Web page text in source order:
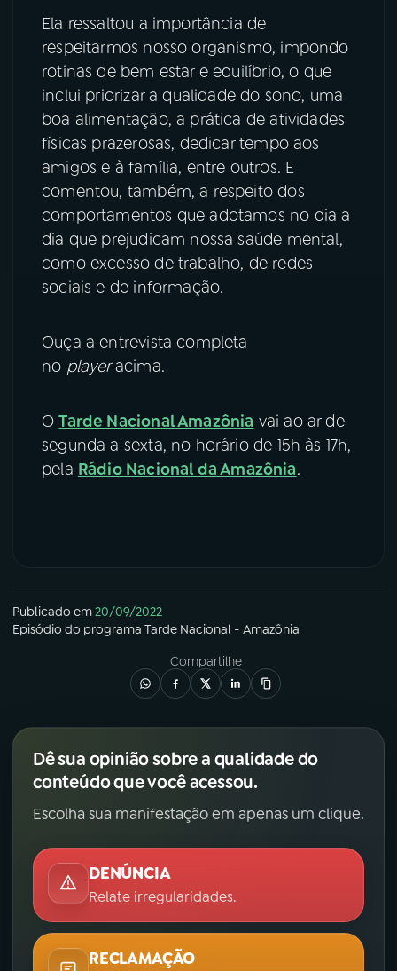
Ela ressaltou a importância de
respeitarmos nosso organismo, impondo
rotinas de bem estar e equilíbrio, o que
inclui priorizar a qualidade do sono, uma
boa alimentação, a prática de atividades
físicas prazerosas, dedicar tempo aos
amigos e à família, entre outros. E
comentou, também, a respeito dos
comportamentos que adotamos no dia a
dia que prejudicam nossa saúde mental,
como excesso de trabalho, de redes
sociais e de informação.
Ouça a entrevista completa
no playeracima.
OTarde Nacional Amazônia vai ao ar de
segunda a sexta, no horário de 15h às 17h,
pela Rádio Nacional da Amazônia.
Publicado em20/09/2022
Episódio do programa Tarde Nacional - Amazônia
Compartilhe
Dê sua opinião sobre a qualidade do
conteúdo que você acessou.
Escolha sua manifestação em apenas um clique.
DENÚNCIA
Relate irregularidades.
RECLAMAÇÃO